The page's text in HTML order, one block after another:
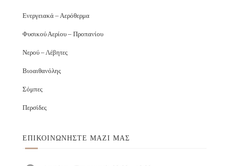
Ενεργειακά – Αερόθερμα
Φυσικού Αερίου – Προπανίου
Νερού – Λέβητες
Βιοαιθανόλης
Σόμπες
Περσίδες
ΕΠΙΚΟΙΝΩΝΉΣΤΕ ΜΑΖΊ ΜΑΣ